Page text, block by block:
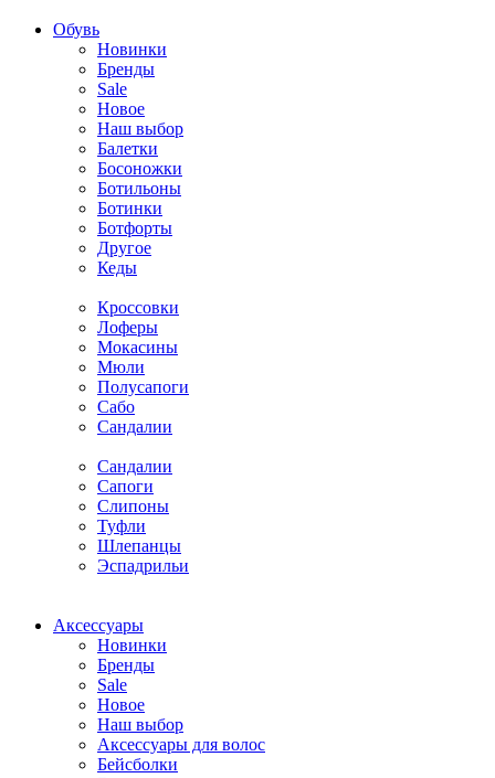
Обувь
Новинки
Бренды
Sale
Новое
Наш выбор
Балетки
Босоножки
Ботильоны
Ботинки
Ботфорты
Другое
Кеды
Кроссовки
Лоферы
Мокасины
Мюли
Полусапоги
Сабо
Сандалии
Сандалии
Сапоги
Слипоны
Туфли
Шлепанцы
Эспадрильи
Аксессуары
Новинки
Бренды
Sale
Новое
Наш выбор
Аксессуары для волос
Бейсболки